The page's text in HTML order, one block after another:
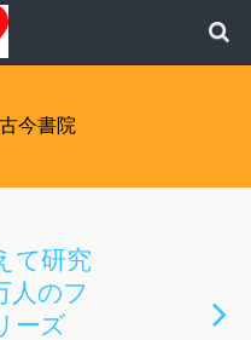
古今書院
て研究
のフ
ーズ